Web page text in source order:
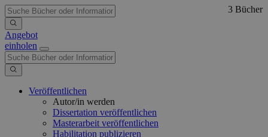
Angebot
einholen
Veröffentlichen
Autor/in werden
Dissertation veröffentlichen
Masterarbeit veröffentlichen
Habilitation publizieren
3 Bücher